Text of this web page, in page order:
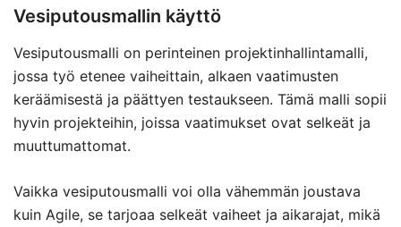
Vesiputousmallin käyttö
Vesiputousmalli on perinteinen projektinhallintamalli,
jossa työ etenee vaiheittain, alkaen vaatimusten
keräämisestä ja päättyen testaukseen. Tämä malli sopii
hyvin projekteihin, joissa vaatimukset ovat selkeät ja
muuttumattomat.
Vaikka vesiputousmalli voi olla vähemmän joustava
kuin Agile, se tarjoaa selkeät vaiheet ja aikarajat, mikä